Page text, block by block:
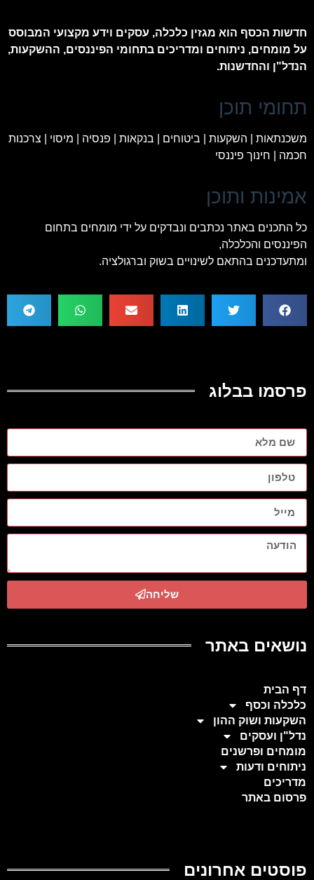
חדשות הכסף הוא מגזין כלכלה, עסקים וידע מקצועי המבוסס
על מומחים, ניתוחים ומדריכים בתחומי הפיננסים, ההשקעות,
הנדל"ן והחדשנות.
תחומי תוכן
משכנתאות | השקעות | ביטוחים | בנקאות | פנסיה | מיסוי | צרכנות
חכמה | חינוך פיננסי
אמינות ותוכן
כל התכנים באתר נכתבים ונבדקים על ידי מומחים בתחום
הפיננסים והכלכלה,
ומתעדכנים בהתאם לשינויים בשוק וברגולציה.
פרסמו בבלוג
שליחה
נושאים באתר
דף הבית
כלכלה וכסף
השקעות ושוק ההון
נדל"ן ועסקים
מומחים ופרשנים
ניתוחים ודעות
מדריכים
פרסום באתר
פוסטים אחרונים